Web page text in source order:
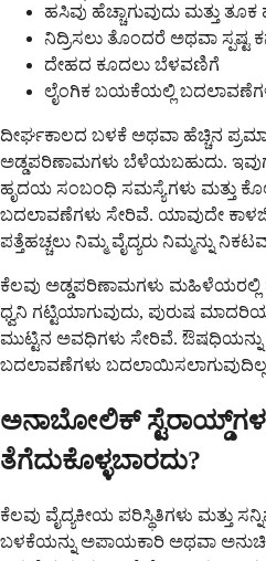
ಹಸಿವು ಹೆಚ್ಚಾಗುವುದು ಮತ್ತು ತೂಕ
ನಿದ್ರಿಸಲು ತೊಂದರೆ ಅಥವಾ ಸ್ಪಷ್ಟ
ದೇಹದ ಕೂದಲು ಬೆಳವಣಿಗೆ
ಲೈಂಗಿಕ ಬಯಕೆಯಲ್ಲಿ
ದೀರ್ಘಕಾಲದ ಬಳಕೆ ಅಥವಾ ಹೆಚ್ಚಿನ
ಅಡ್ಡಪರಿಣಾಮಗಳು ಬೆಳೆಯಬಹುದು.
ಹೃದಯ ಸಂಬಂಧಿ ಸಮಸ್ಯೆಗಳು ಮತ್ತು
ಬದಲಾವಣೆಗಳು ಸೇರಿವೆ. ಯಾವುದೇ
ಪತ್ತೆಹಚ್ಚಲು ನಿಮ್ಮ ವೈದ್ಯರು ನಿಮ್ಮನ್ನು
ಕೆಲವು ಅಡ್ಡಪರಿಣಾಮಗಳು ಮಹಿಳೆಯರಲ್ಲಿ
ಧ್ವನಿ ಗಟ್ಟಿಯಾಗುವುದು, ಪುರುಷ
ಮುಟ್ಟಿನ ಅವಧಿಗಳು ಸೇರಿವೆ.
ಬದಲಾವಣೆಗಳು
ಅನಾಬೋಲಿಕ್
ತೆಗೆದುಕೊಳ್ಳಬಾರದು?
ಕೆಲವು ವೈದ್ಯಕೀಯ ಪರಿಸ್ಥಿತಿಗಳು ಮತ್ತು
ಬಳಕೆಯನ್ನು ಅಪಾಯಕಾರಿ ಅಥವಾ